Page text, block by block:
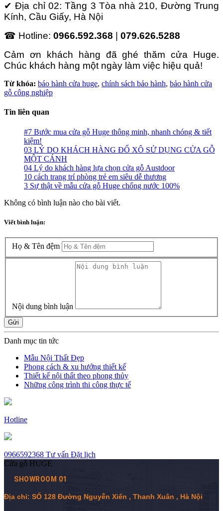
✔ Địa chỉ 02: Tầng 3 Tòa nhà 210, Đường Trung
Kính, Cầu Giấy, Hà Nội
☎ Hotline: 0966.592.368
079.626.5288
Cảm ơn khách hàng đã ghé thăm cửa Huge.
Chúc khách hàng một ngày làm việc hiệu quả!
Từ khóa: báo hành cửa huge, chính sách bảo hành, bảo hành cửa
gỗ công nghiệp
Tin liên quan
#7 Bước mua cửa gỗ Huge thông minh, nhanh chóng & tiết
kiệm!
03 LÝ DO KHÁCH HÀNG ĐỔ XÔ SỬ DỤNG CỬA GỖ
MỘT CÁNH
04 Lý do khách hàng lựa chọn cửa gỗ Austdoor
10 cách trang trí phòng trẻ em siêu dễ thương
3 Sự thật về mẫu cửa gỗ Huge chống nước 100%
Không có bình luận nào cho bài viết.
Viết bình luận:
Họ & Tên đệm
Nội dung bình luận
Gửi
Danh mục tin tức
Mẫu Nội Thất Đẹp
Phong cách & xu hướng thiết kế
Thiết kế nội thất theo phong thủy
Những công trình thi công thực tế
Hotline
0966592368 Tư vấn Đặt lịch
Cửa gỗ HUGE
SHOWROOM 01
Địa chỉ: SỐ 128 Đường Nguyễn Xiển , Thanh Xuân , Hà Nội